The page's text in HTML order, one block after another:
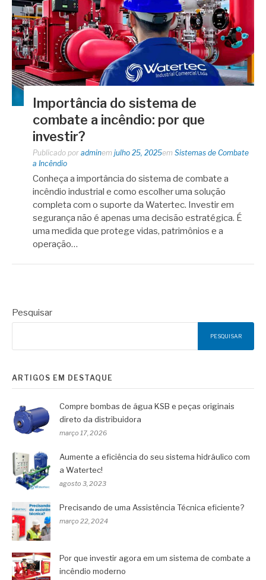
Importância do sistema de
combate a incêndio: por que
investir?
Publicado por adminem julho 25, 2025em Sistemas de Combate
a Incêndio
Conheça a importância do sistema de combate a
incêndio industrial e como escolher uma solução
completa com o suporte da Watertec. Investir em
segurança não é apenas uma decisão estratégica. É
uma medida que protege vidas, patrimônios e a
operação…
Pesquisar
PESQUISAR
ARTIGOS EM DESTAQUE
Compre bombas de água KSB e peças originais
direto da distribuidora
março 17, 2026
Aumente a eficiência do seu sistema hidráulico com
a Watertec!
agosto 3, 2023
Precisando de uma Assistência Técnica eficiente?
março 22, 2024
Por que investir agora em um sistema de combate a
incêndio moderno